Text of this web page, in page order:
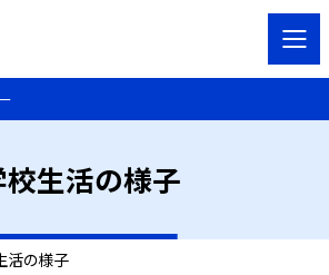
校生活の様子
活の様子